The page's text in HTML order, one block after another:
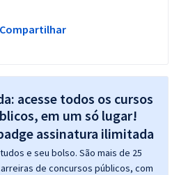
Compartilhar
acesse todos os cursos
em um só lugar!
e seu bolso. São mais de 25
de concursos públicos, com